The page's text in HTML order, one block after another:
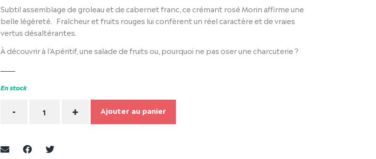
Subtil assemblage de groleau et de cabernet franc, ce crémant rosé Morin affirme une
belle légèreté. Fraîcheur et fruits rouges lui confèrent un réel caractère et de vraies
vertus désaltérantes.
À découvrir à l’Apéritif, une salade de fruits ou, pourquoi ne pas oser une charcuterie ?
En stock
- + Ajouter au panier